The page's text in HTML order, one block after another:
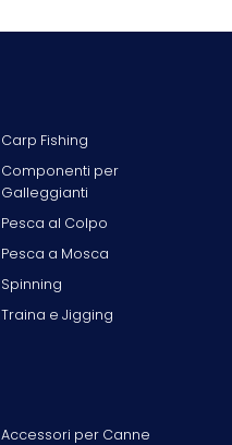
Carp Fishing
Componenti per
Galleggianti
Pesca al Colpo
Pesca a Mosca
Spinning
Traina e Jigging
Accessori per Canne